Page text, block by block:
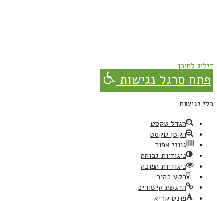
דילוג לתוכן
פתח סרגל נגישות
כלי נגישות
הגדל טקסט
הקטן טקסט
גווני אפור
ניגודיות גבוהה
ניגודיות הפוכה
רקע בהיר
הדגשת קישורים
פונט קריא